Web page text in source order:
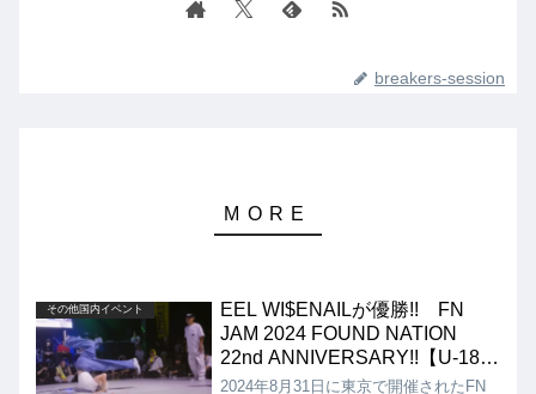
breakers-session
その他国内イベント
EEL WI$ENAILが優勝!! FN
JAM 2024 FOUND NATION
22nd ANNIVERSARY!!【U-18
2vs2】
2024年8月31日に東京で開催されたFN